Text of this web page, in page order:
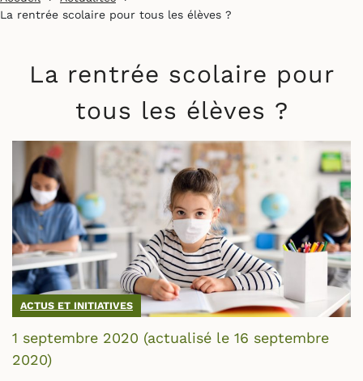
La rentrée scolaire pour tous les élèves ?
La rentrée scolaire pour
tous les élèves ?
ACTUS ET INITIATIVES
1 septembre 2020 (actualisé le 16 septembre
2020)